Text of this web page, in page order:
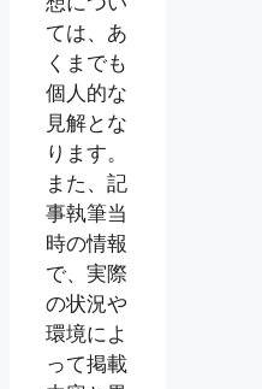
ては、あ
くまでも
個人的な
見解とな
ります。
また、記
事執筆当
時の情報
で、実際
の状況や
環境によ
って掲載